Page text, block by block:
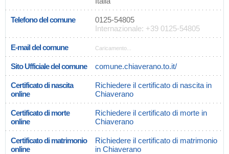
Telefono del comune
0125-54805
Internazionale: +39 0125-54805
E-mail del comune Caricamento...
Sito Ufficiale del comune comune.chiaverano.to.it/
Certificato di nascita
online
Richiedere il certificato di nascita in
Chiaverano
Certificato di morte
online
Richiedere il certificato di morte in
Chiaverano
Certificato di matrimonio
online
Richiedere il certificato di matrimonio
in Chiaverano